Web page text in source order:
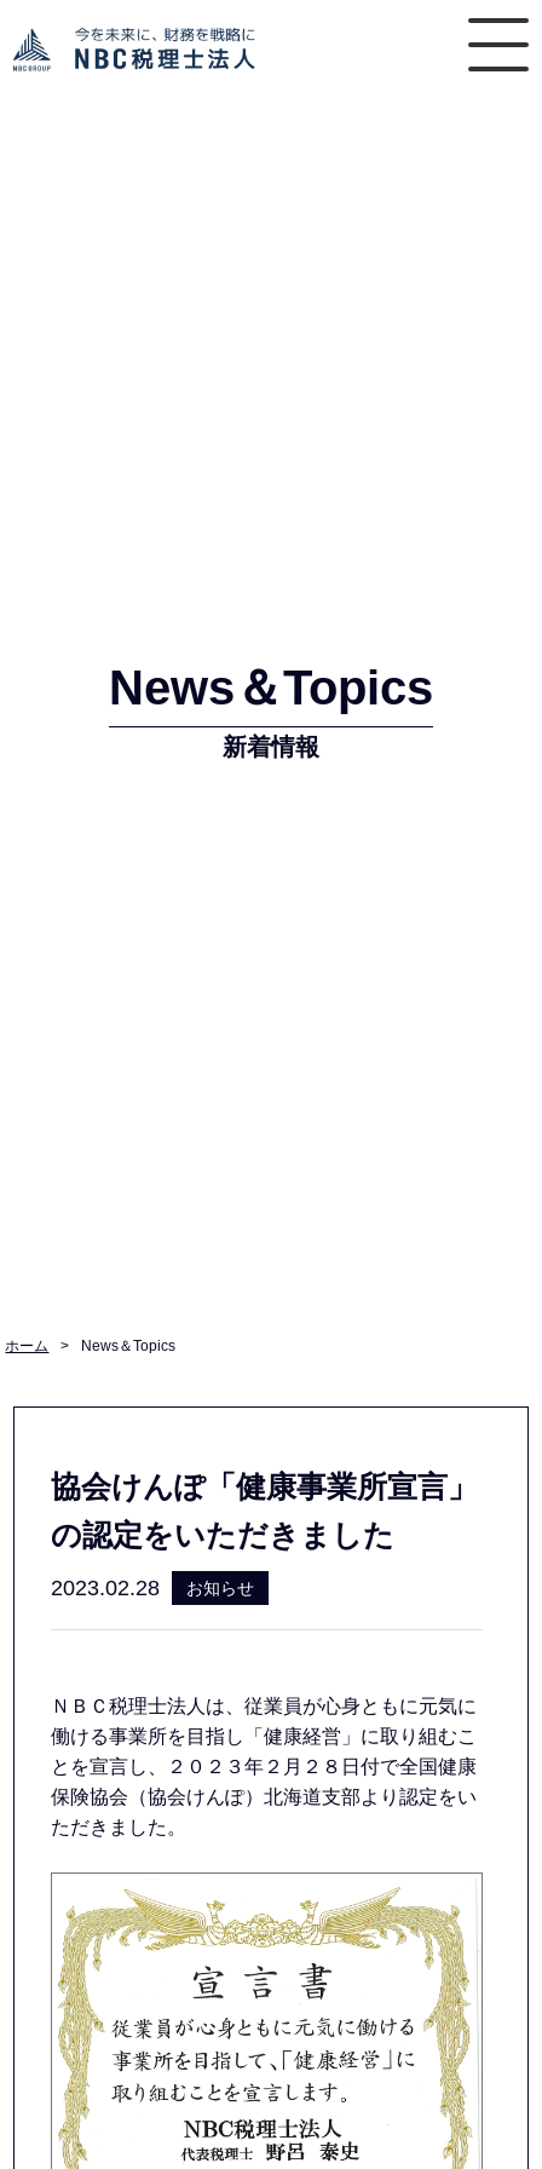
News＆Topics
新着情報
ホーム > News＆Topics
協会けんぽ「健康事業所宣言」
の認定をいただきました
2023.02.28 お知らせ
ＮＢＣ税理士法人は、従業員が心身ともに元気に
働ける事業所を目指し「健康経営」に取り組むこ
とを宣言し、２０２３年２月２８日付で全国健康
保険協会（協会けんぽ）北海道支部より認定をい
ただきました。